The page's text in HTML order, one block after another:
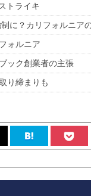
トライキ
に？カリフォルニア
ォルニア
ック創業者の主張
り締まりも